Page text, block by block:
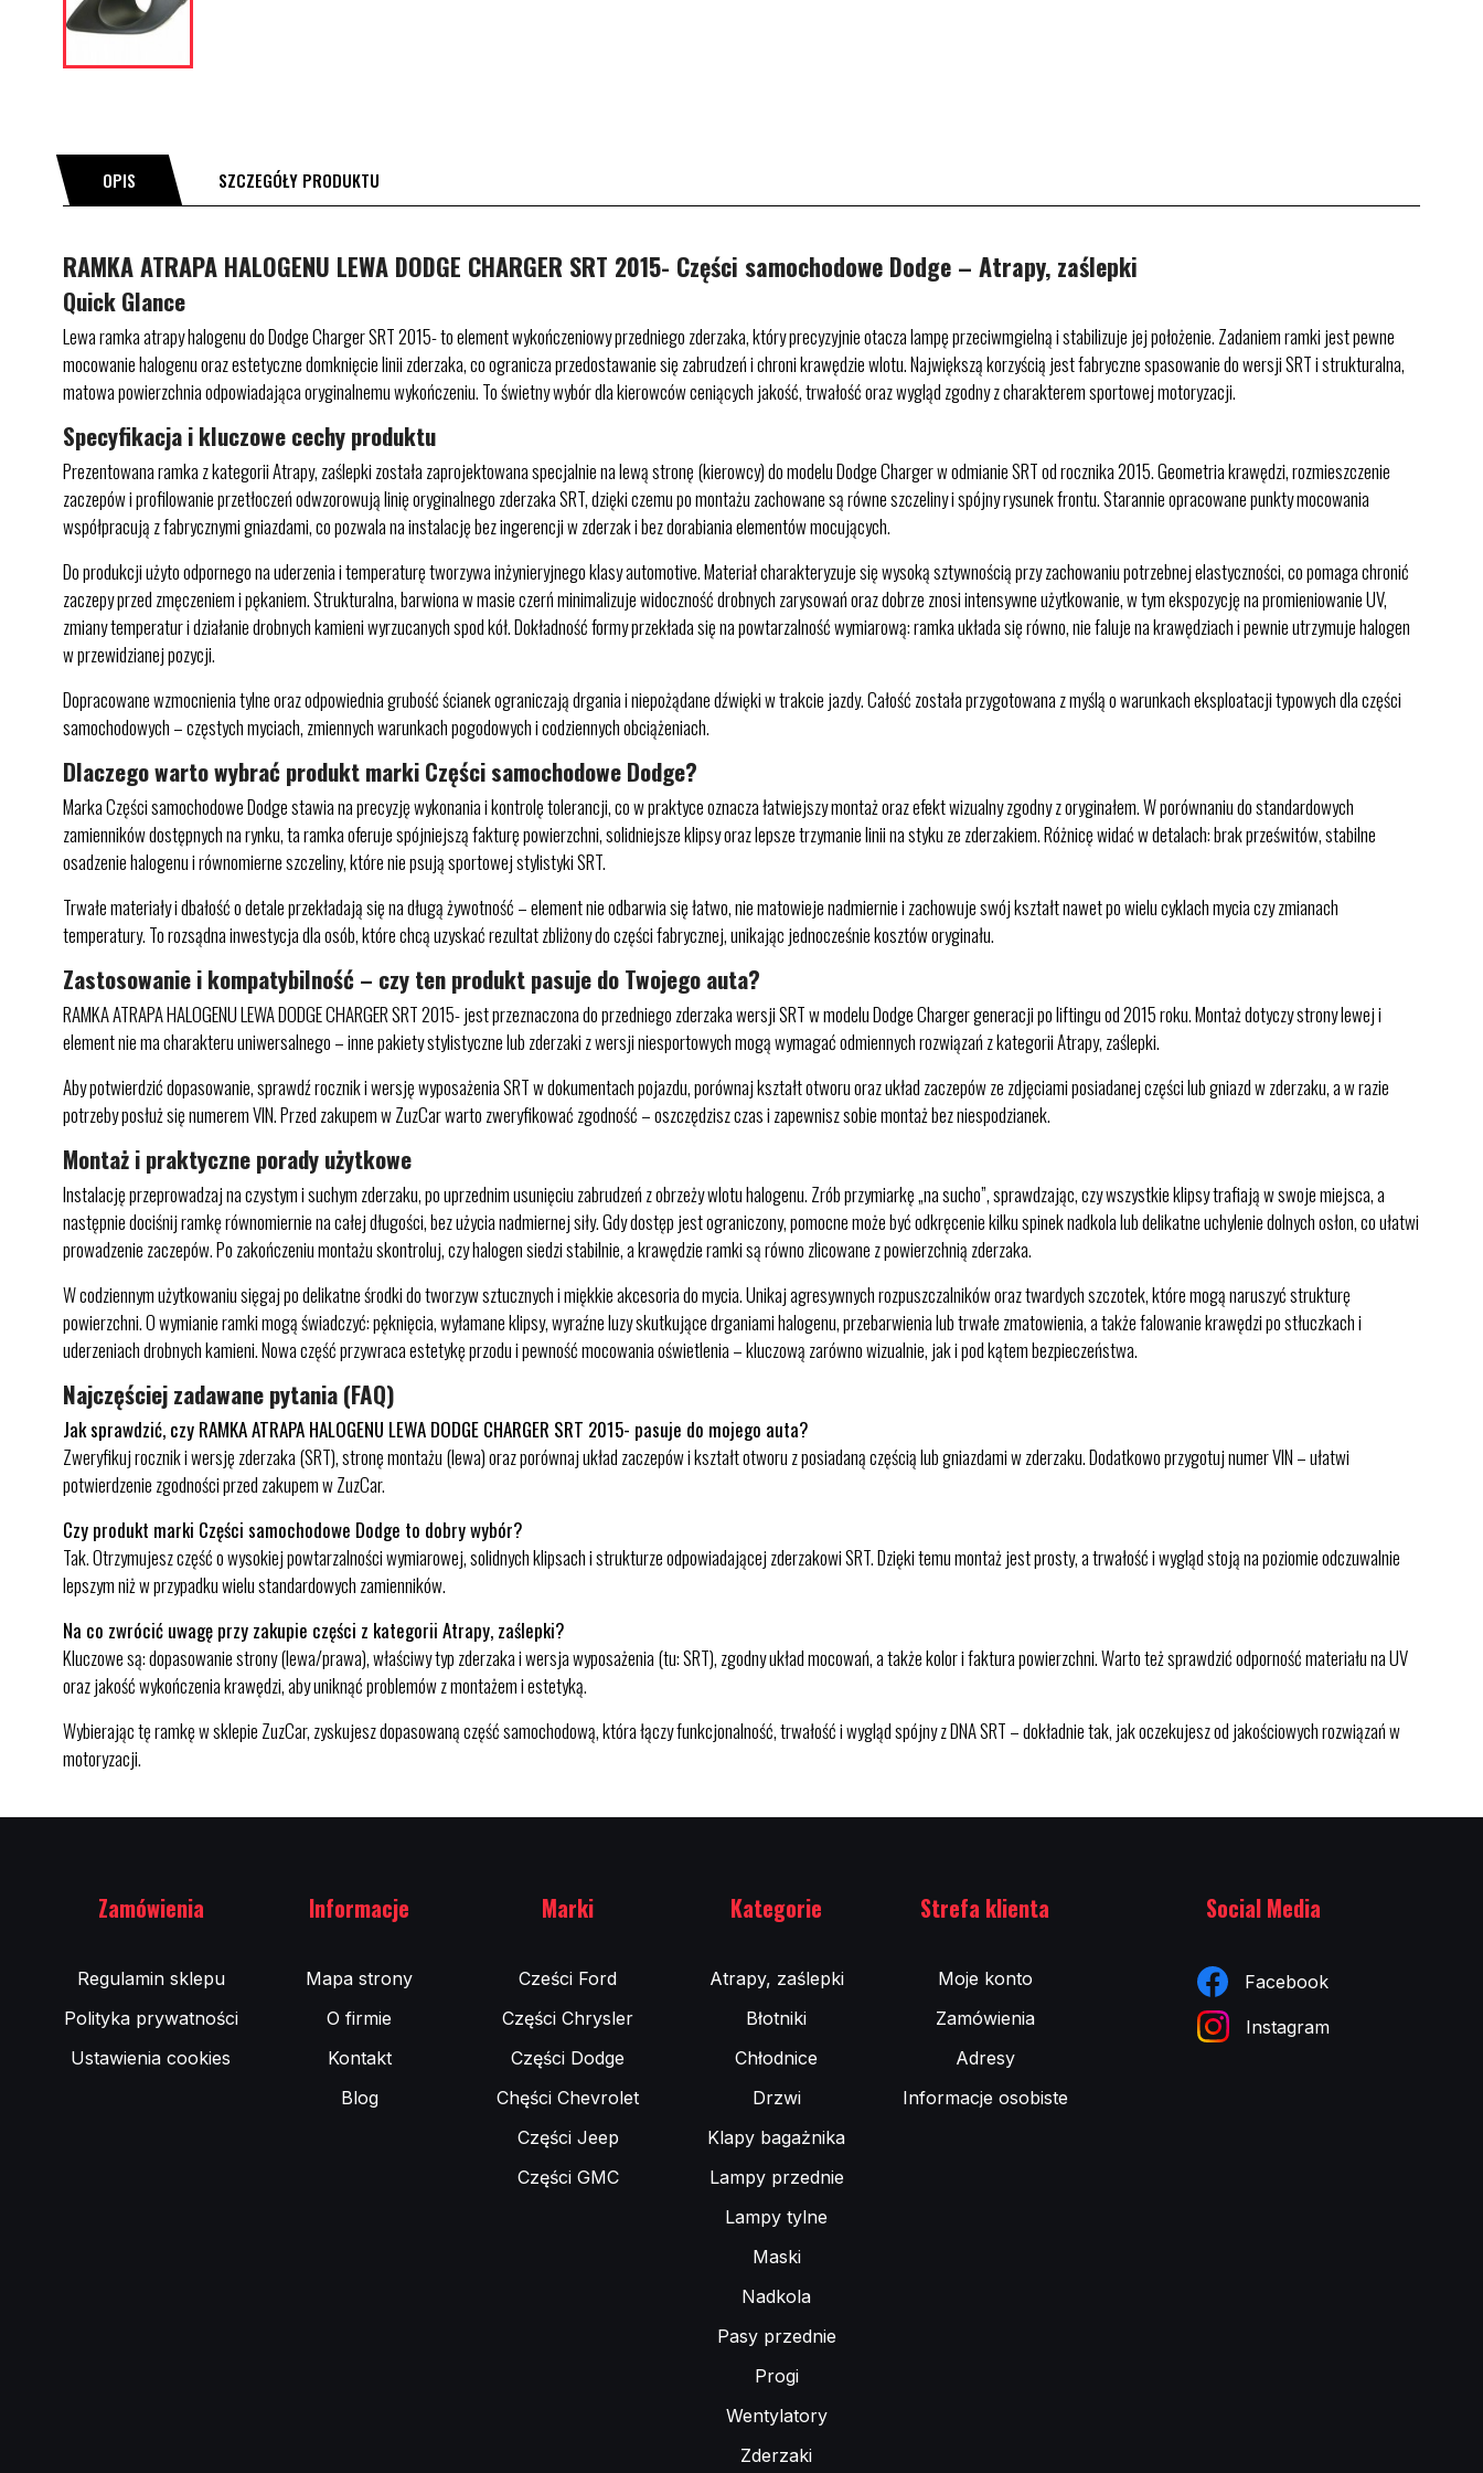
OPIS SZCZEGÓŁY PRODUKTU
RAMKA ATRAPA HALOGENU LEWA DODGE CHARGER SRT 2015- Części samochodowe Dodge – Atrapy, zaślepki
Quick Glance
Lewa ramka atrapy halogenu do Dodge Charger SRT 2015- to element wykończeniowy przedniego zderzaka, który precyzyjnie otacza lampę przeciwmgielną i stabilizuje jej położenie. Zadaniem ramki jest pewne
mocowanie halogenu oraz estetyczne domknięcie linii zderzaka, co ogranicza przedostawanie się zabrudzeń i chroni krawędzie wlotu. Największą korzyścią jest fabryczne spasowanie do wersji SRT i strukturalna,
matowa powierzchnia odpowiadająca oryginalnemu wykończeniu. To świetny wybór dla kierowców ceniących jakość, trwałość oraz wygląd zgodny z charakterem sportowej motoryzacji.
Specyfikacja i kluczowe cechy produktu
Prezentowana ramka z kategorii Atrapy, zaślepki została zaprojektowana specjalnie na lewą stronę (kierowcy) do modelu Dodge Charger w odmianie SRT od rocznika 2015. Geometria krawędzi, rozmieszczenie
zaczepów i profilowanie przetłoczeń odwzorowują linię oryginalnego zderzaka SRT, dzięki czemu po montażu zachowane są równe szczeliny i spójny rysunek frontu. Starannie opracowane punkty mocowania
współpracują z fabrycznymi gniazdami, co pozwala na instalację bez ingerencji w zderzak i bez dorabiania elementów mocujących.
Do produkcji użyto odpornego na uderzenia i temperaturę tworzywa inżynieryjnego klasy automotive. Materiał charakteryzuje się wysoką sztywnością przy zachowaniu potrzebnej elastyczności, co pomaga chronić
zaczepy przed zmęczeniem i pękaniem. Strukturalna, barwiona w masie czerń minimalizuje widoczność drobnych zarysowań oraz dobrze znosi intensywne użytkowanie, w tym ekspozycję na promieniowanie UV,
zmiany temperatur i działanie drobnych kamieni wyrzucanych spod kół. Dokładność formy przekłada się na powtarzalność wymiarową: ramka układa się równo, nie faluje na krawędziach i pewnie utrzymuje halogen
w przewidzianej pozycji.
Dopracowane wzmocnienia tylne oraz odpowiednia grubość ścianek ograniczają drgania i niepożądane dźwięki w trakcie jazdy. Całość została przygotowana z myślą o warunkach eksploatacji typowych dla części
samochodowych – częstych myciach, zmiennych warunkach pogodowych i codziennych obciążeniach.
Dlaczego warto wybrać produkt marki Części samochodowe Dodge?
Marka Części samochodowe Dodge stawia na precyzję wykonania i kontrolę tolerancji, co w praktyce oznacza łatwiejszy montaż oraz efekt wizualny zgodny z oryginałem. W porównaniu do standardowych
zamienników dostępnych na rynku, ta ramka oferuje spójniejszą fakturę powierzchni, solidniejsze klipsy oraz lepsze trzymanie linii na styku ze zderzakiem. Różnicę widać w detalach: brak prześwitów, stabilne
osadzenie halogenu i równomierne szczeliny, które nie psują sportowej stylistyki SRT.
Trwałe materiały i dbałość o detale przekładają się na długą żywotność – element nie odbarwia się łatwo, nie matowieje nadmiernie i zachowuje swój kształt nawet po wielu cyklach mycia czy zmianach
temperatury. To rozsądna inwestycja dla osób, które chcą uzyskać rezultat zbliżony do części fabrycznej, unikając jednocześnie kosztów oryginału.
Zastosowanie i kompatybilność – czy ten produkt pasuje do Twojego auta?
RAMKA ATRAPA HALOGENU LEWA DODGE CHARGER SRT 2015- jest przeznaczona do przedniego zderzaka wersji SRT w modelu Dodge Charger generacji po liftingu od 2015 roku. Montaż dotyczy strony lewej i
element nie ma charakteru uniwersalnego – inne pakiety stylistyczne lub zderzaki z wersji niesportowych mogą wymagać odmiennych rozwiązań z kategorii Atrapy, zaślepki.
Aby potwierdzić dopasowanie, sprawdź rocznik i wersję wyposażenia SRT w dokumentach pojazdu, porównaj kształt otworu oraz układ zaczepów ze zdjęciami posiadanej części lub gniazd w zderzaku, a w razie
potrzeby posłuż się numerem VIN. Przed zakupem w ZuzCar warto zweryfikować zgodność – oszczędzisz czas i zapewnisz sobie montaż bez niespodzianek.
Montaż i praktyczne porady użytkowe
Instalację przeprowadzaj na czystym i suchym zderzaku, po uprzednim usunięciu zabrudzeń z obrzeży wlotu halogenu. Zrób przymiarkę „na sucho”, sprawdzając, czy wszystkie klipsy trafiają w swoje miejsca, a
następnie dociśnij ramkę równomiernie na całej długości, bez użycia nadmiernej siły. Gdy dostęp jest ograniczony, pomocne może być odkręcenie kilku spinek nadkola lub delikatne uchylenie dolnych osłon, co ułatwi
prowadzenie zaczepów. Po zakończeniu montażu skontroluj, czy halogen siedzi stabilnie, a krawędzie ramki są równo zlicowane z powierzchnią zderzaka.
W codziennym użytkowaniu sięgaj po delikatne środki do tworzyw sztucznych i miękkie akcesoria do mycia. Unikaj agresywnych rozpuszczalników oraz twardych szczotek, które mogą naruszyć strukturę
powierzchni. O wymianie ramki mogą świadczyć: pęknięcia, wyłamane klipsy, wyraźne luzy skutkujące drganiami halogenu, przebarwienia lub trwałe zmatowienia, a także falowanie krawędzi po stłuczkach i
uderzeniach drobnych kamieni. Nowa część przywraca estetykę przodu i pewność mocowania oświetlenia – kluczową zarówno wizualnie, jak i pod kątem bezpieczeństwa.
Najczęściej zadawane pytania (FAQ)
Jak sprawdzić, czy RAMKA ATRAPA HALOGENU LEWA DODGE CHARGER SRT 2015- pasuje do mojego auta?
Zweryfikuj rocznik i wersję zderzaka (SRT), stronę montażu (lewa) oraz porównaj układ zaczepów i kształt otworu z posiadaną częścią lub gniazdami w zderzaku. Dodatkowo przygotuj numer VIN – ułatwi
potwierdzenie zgodności przed zakupem w ZuzCar.
Czy produkt marki Części samochodowe Dodge to dobry wybór?
Tak. Otrzymujesz część o wysokiej powtarzalności wymiarowej, solidnych klipsach i strukturze odpowiadającej zderzakowi SRT. Dzięki temu montaż jest prosty, a trwałość i wygląd stoją na poziomie odczuwalnie
lepszym niż w przypadku wielu standardowych zamienników.
Na co zwrócić uwagę przy zakupie części z kategorii Atrapy, zaślepki?
Kluczowe są: dopasowanie strony (lewa/prawa), właściwy typ zderzaka i wersja wyposażenia (tu: SRT), zgodny układ mocowań, a także kolor i faktura powierzchni. Warto też sprawdzić odporność materiału na UV
oraz jakość wykończenia krawędzi, aby uniknąć problemów z montażem i estetyką.
Wybierając tę ramkę w sklepie ZuzCar, zyskujesz dopasowaną część samochodową, która łączy funkcjonalność, trwałość i wygląd spójny z DNA SRT – dokładnie tak, jak oczekujesz od jakościowych rozwiązań w
motoryzacji.
Zamówienia
Regulamin sklepu
Polityka prywatności
Ustawienia cookies
Informacje
Mapa strony
O firmie
Kontakt
Blog
Marki
Cześci Ford
Części Chrysler
Części Dodge
Chęści Chevrolet
Części Jeep
Części GMC
Kategorie
Atrapy, zaślepki
Błotniki
Chłodnice
Drzwi
Klapy bagażnika
Lampy przednie
Lampy tylne
Maski
Nadkola
Pasy przednie
Progi
Wentylatory
Zderzaki
Strefa klienta
Moje konto
Zamówienia
Adresy
Informacje osobiste
Social Media
Facebook
Instagram